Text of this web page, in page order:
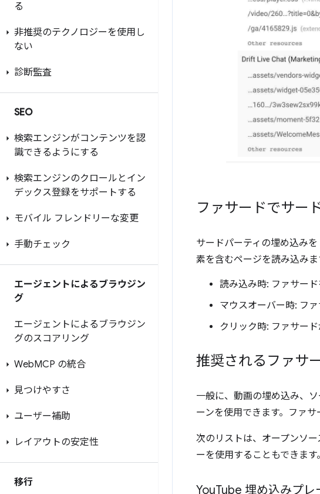
る
非推奨のテクノロジーを使用し
ない
診断監査
SEO
検索エンジンがコンテンツを認
識できるようにする
検索エンジンのクロールとイン
デックス登録をサポートする
モバイル フレンドリーな変更
手動チェック
エージェントによるブラウジン
グ
エージェントによるブラウジン
グのスコアリング
WebMCP の統合
見つけやすさ
ユーザー補助
レイアウトの安定性
移行
ファサードでサー
サードパーティの埋め込み
素を含むページを読み込みま
読み込み時: ファサード
マウスオーバー時: フ
クリック時: ファサー
推奨されるファサ
一般に、動画の埋め込み、
ーンを使用できます。ファ
次のリストは、オープンソー
ーを使用することもできます。
YouTube 埋め込みプレ